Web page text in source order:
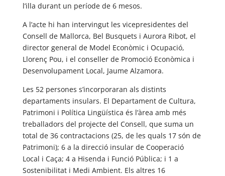
l’illa durant un període de 6 mesos.
A l’acte hi han intervingut les vicepresidentes del
Consell de Mallorca, Bel Busquets i Aurora Ribot, el
director general de Model Econòmic i Ocupació,
Llorenç Pou, i el conseller de Promoció Econòmica i
Desenvolupament Local, Jaume Alzamora.
Les 52 persones s’incorporaran als distints
departaments insulars. El Departament de Cultura,
Patrimoni i Política Lingüística és l’àrea amb més
treballadors del projecte del Consell, que suma un
total de 36 contractacions (25, de les quals 17 són de
Patrimoni); 6 a la direcció insular de Cooperació
Local i Caça; 4 a Hisenda i Funció Pública; i 1 a
Sostenibilitat i Medi Ambient. Els altres 16